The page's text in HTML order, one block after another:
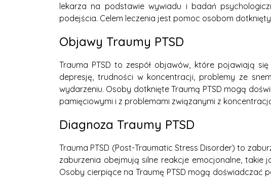
lekarza na podstawie wywiadu i badań
podejścia. Celem leczenia jest pomoc osobom
Objawy Traumy PTSD
Trauma PTSD to zespół objawów, które pojawiają
depresję, trudności w koncentracji, problemy ze
wydarzeniu. Osoby dotknięte Traumą PTSD mogą
pamięciowymi i z problemami związanymi z
Diagnoza Traumy PTSD
Trauma PTSD (Post-Traumatic Stress Disorder) to
zaburzenia obejmują silne reakcje emocjonalne, takie
Osoby cierpiące na Traumę PTSD mogą